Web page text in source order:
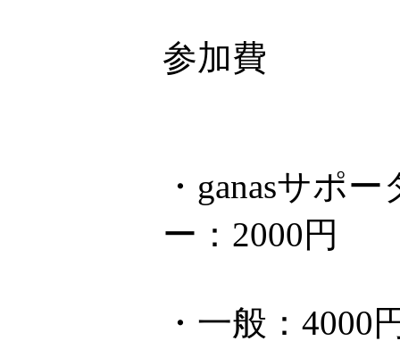
参加費
・ganasサポ
ー：2000円
・一般：4000